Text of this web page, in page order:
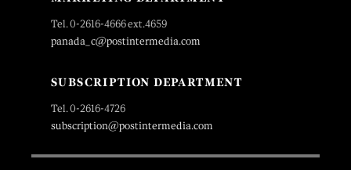
Tel. 0-2616-4666 ext.4659
panada_c@postintermedia.com
SUBSCRIPTION DEPARTMENT
Tel. 0-2616-4726
subscription@postintermedia.com